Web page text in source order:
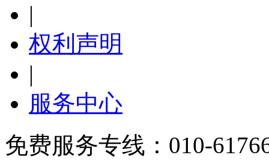
|
权利声明
|
服务中心
免费服务专线：010-